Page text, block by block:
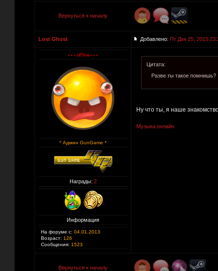
Вернуться к началу
Lost Ghost Добавлено: Пт Дек 25, 2015
* Админ GunGame *
Награды: 2
Информация
На форуме с: 04.01.2013
Возраст: 126
Сообщения: 1523
Цитата:
Разве ты такое помнишь?
Ну что ты, я наше
Музыка онлайн
Вернуться к началу